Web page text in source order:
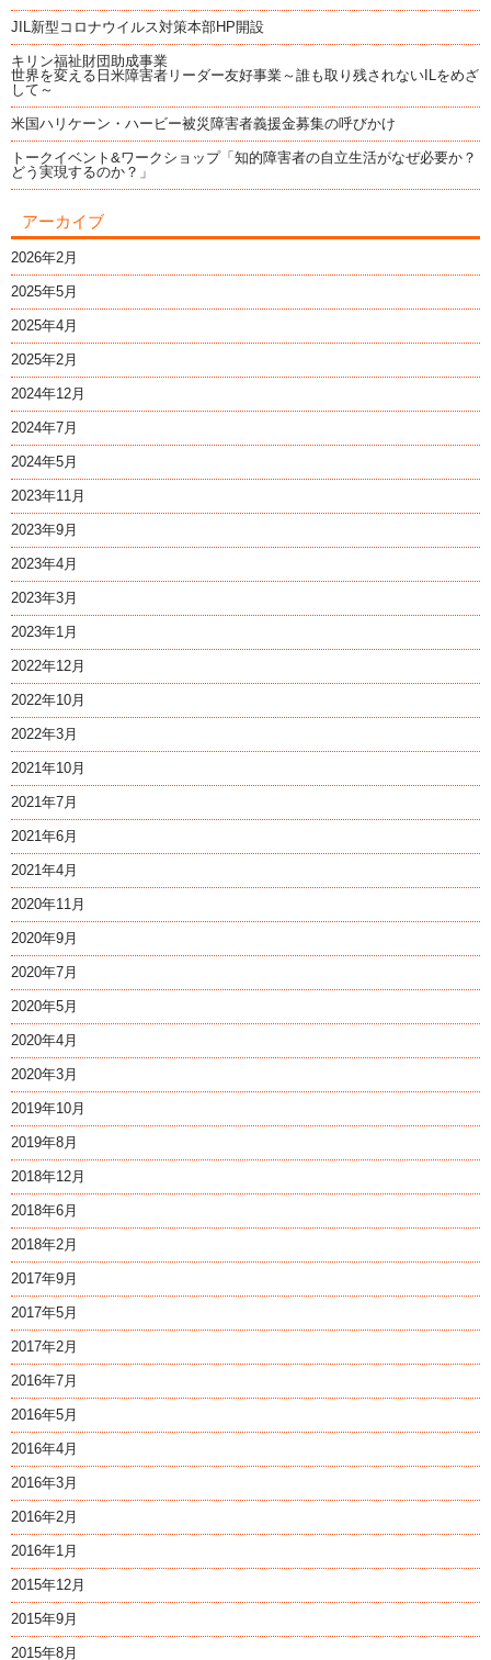
JIL新型コロナウイルス対策本部HP開設
キリン福祉財団助成事業
世界を変える日米障害者リーダー友好事業～誰も取り残されないILをめざ
して～
米国ハリケーン・ハービー被災障害者義援金募集の呼びかけ
トークイベント&ワークショップ「知的障害者の自立生活がなぜ必要か？
どう実現するのか？」
アーカイブ
2026年2月
2025年5月
2025年4月
2025年2月
2024年12月
2024年7月
2024年5月
2023年11月
2023年9月
2023年4月
2023年3月
2023年1月
2022年12月
2022年10月
2022年3月
2021年10月
2021年7月
2021年6月
2021年4月
2020年11月
2020年9月
2020年7月
2020年5月
2020年4月
2020年3月
2019年10月
2019年8月
2018年12月
2018年6月
2018年2月
2017年9月
2017年5月
2017年2月
2016年7月
2016年5月
2016年4月
2016年3月
2016年2月
2016年1月
2015年12月
2015年9月
2015年8月